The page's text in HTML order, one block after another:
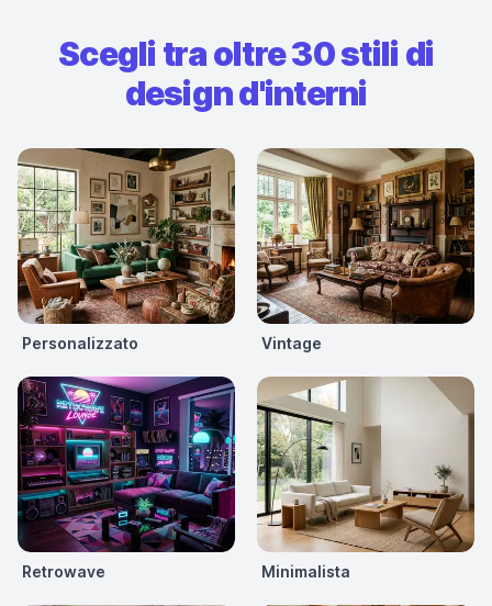
Scegli tra oltre 30 stili di
design d'interni
Personalizzato Vintage
Retrowave Minimalista